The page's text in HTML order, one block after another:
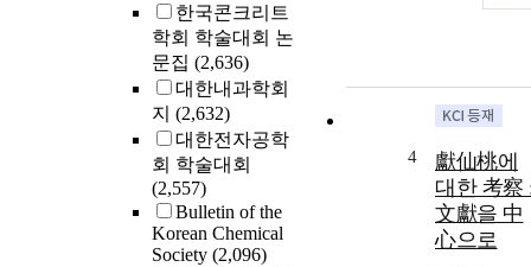
한국콘크리트
학회 학술대회 논
문집 (2,636)
대한내과학회
지 (2,632)
대한전자공학
회 학술대회
(2,557)
Bulletin of the
Korean Chemical
Society (2,096)
4
獻仙桃에
대한 考察
文獻을 中
心으로